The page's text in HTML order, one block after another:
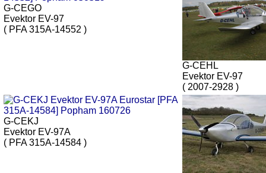
G-CEGO
Evektor EV-97
( PFA 315A-14552 )
G-CEHL
Evektor EV-97
( 2007-2928 )
G-CEKJ
Evektor EV-97A
( PFA 315A-14584 )